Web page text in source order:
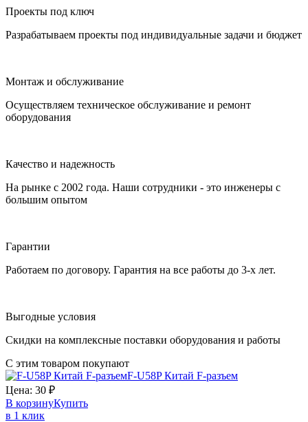
Проекты под ключ
Разрабатываем проекты под индивидуальные задачи и бюджет
Монтаж и обслуживание
Осуществляем техническое обслуживание и ремонт
оборудования
Качество и надежность
На рынке с 2002 года. Наши сотрудники - это инженеры с
большим опытом
Гарантии
Работаем по договору. Гарантия на все работы до 3-х лет.
Выгодные условия
Скидки на комплексные поставки оборудования и работы
С этим товаром покупают
F-U58PКитай F-разъем
Цена: 30 ₽
В корзинуКупить
в 1 клик